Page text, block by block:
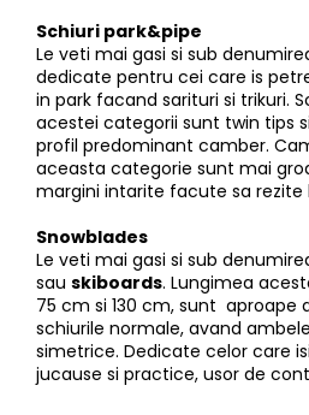
Schiuri park&pipe
Le veti mai gasi si sub
dedicate pentru cei care is
in park facand sarituri si trikuri.
acestei categorii sunt twin tips
profil predominant camber.
aceasta categorie sunt mai
margini intarite facute sa rezite
Snowblades
Le veti mai gasi si sub
sau skiboards. Lungimea
75 cm si 130 cm, sunt
schiurile normale, avand
simetrice. Dedicate celor care
jucause si practice, usor de